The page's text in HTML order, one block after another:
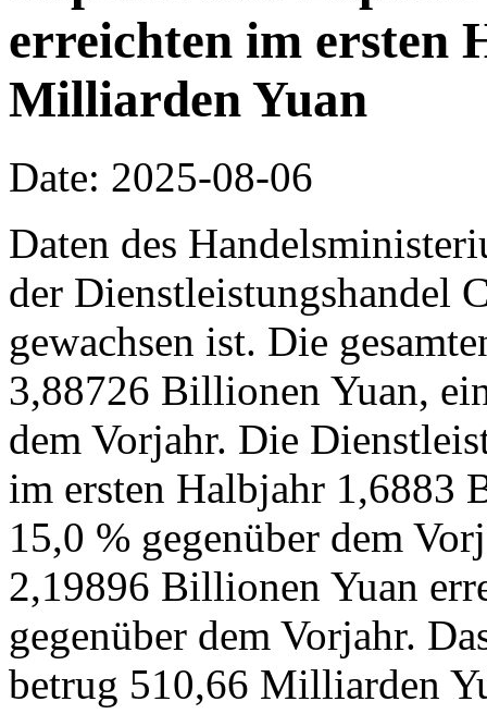
erreichten im ersten
Milliarden Yuan
Date: 2025-08-06
Daten des
der Dienstleistungshandel
gewachsen ist. Die
3,88726 Billionen Yuan,
dem Vorjahr. Die
im ersten Halbjahr 1,6883
15,0 % gegenüber dem
2,19896 Billionen Yuan
gegenüber dem Vorjahr.
betrug 510,66 Milliarden